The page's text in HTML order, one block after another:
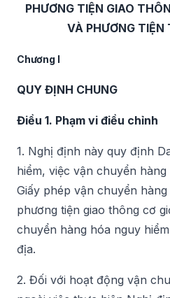
PHƯƠNG TIỆN GIAO
VÀ PHƯƠNG
Chương I
QUY ĐỊNH CHUNG
Điều 1. Phạm vi điều chỉnh
1. Nghị định này quy định
hiểm, việc vận chuyển
Giấy phép vận chuyển
phương tiện giao thông cơ
chuyển hàng hóa nguy
địa.
2. Đối với hoạt động vận